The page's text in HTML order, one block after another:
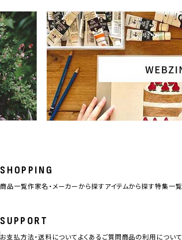
SHOPPING
商品一覧作家名・メーカーから探すアイテムから探す特集一覧
SUPPORT
お支払方法・送料についてよくあるご質問商品の利用について